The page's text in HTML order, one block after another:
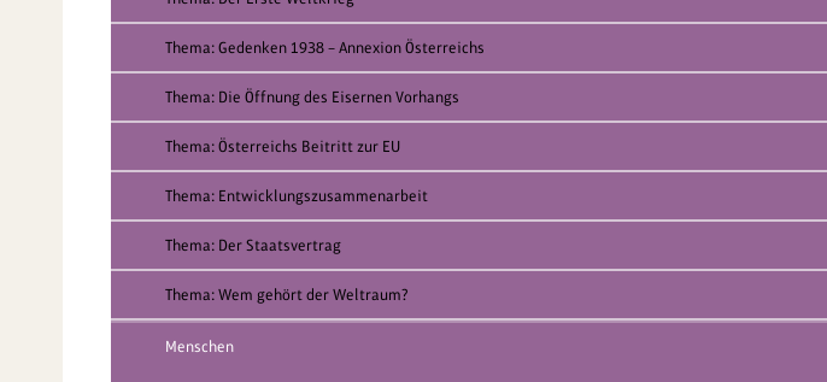
Thema: Gedenken 1938 – Annexion Österreichs
Thema: Die Öffnung des Eisernen Vorhangs
Thema: Österreichs Beitritt zur EU
Thema: Entwicklungszusammenarbeit
Thema: Der Staatsvertrag
Thema: Wem gehört der Weltraum?
Menschen